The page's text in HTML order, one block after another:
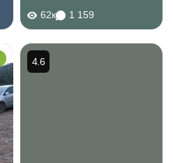
62к
1 159
4.6